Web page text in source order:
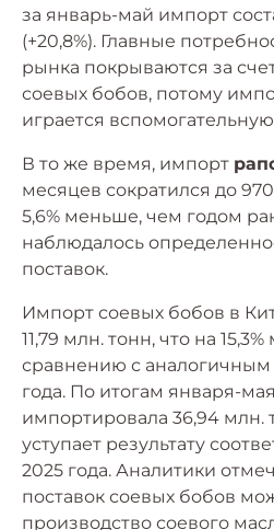
за январь-май импорт
(+20,8%). Главные
рынка покрываются за
соевых бобов, потому
играется
В то же время, импорт
месяцев сократился до
5,6% меньше, чем годом
наблюдалось
поставок.
Импорт соевых бобов в
11,79 млн. тонн, что на
сравнению с
года. По итогам января-
импортировала 36,94 млн.
уступает результату
2025 года. Аналитики
поставок соевых бобов
производство соевого